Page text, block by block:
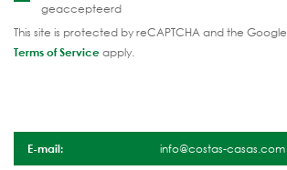
geaccepteerd
This site is protected by reCAPTCHA and the Google
Terms of Serviceapply.
E-mail: info@costas-casas.com